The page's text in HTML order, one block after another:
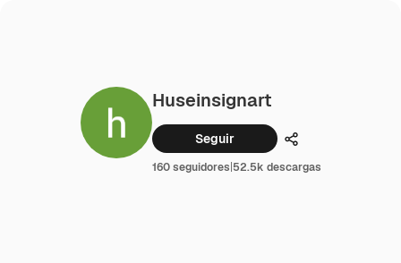
Huseinsignart
Seguir Compartir
160 seguidores|52.5k descargas